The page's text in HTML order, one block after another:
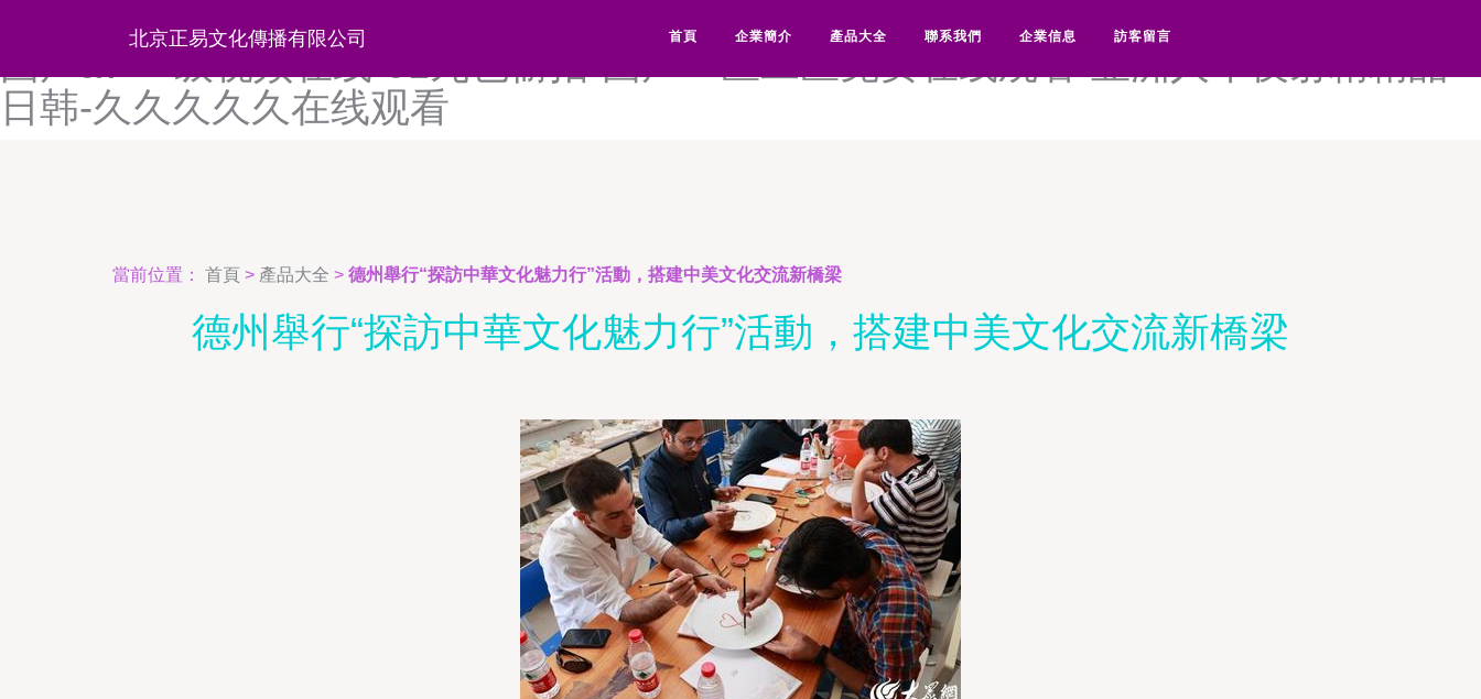
99re久久久-亚洲网站在线-欧美成人精品欧美一-超级变态重口av番号-五月av综合av
日韩-久久久久久在线观看
北京正易文化傳播有限公司 首頁 企業簡介 產品大全 聯系我們 企業信息 訪客留言
當前位置： 首頁 > 產品大全 > 德州舉行“探訪中華文化魅力行”活動，搭建中美文化交流新橋梁
德州舉行“探訪中華文化魅力行”活動，搭建中美文化交流新橋梁